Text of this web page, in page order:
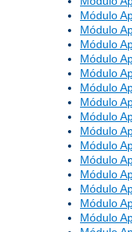
Módulo
Módulo
Módulo
Módulo
Módulo
Módulo
Módulo
Módulo
Módulo
Módulo
Módulo
Módulo
Módulo
Módulo
Módulo